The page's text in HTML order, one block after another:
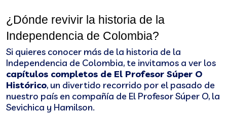
¿Dónde revivir la historia de la
Independencia de Colombia?
Si quieres conocer más de la historia de la
Independencia de Colombia, te invitamos a ver los
capítulos completos de El Profesor Súper O
Histórico, un divertido recorrido por el pasado de
nuestro país en compañía de El Profesor Súper O, la
Sevichica y Hamilson.